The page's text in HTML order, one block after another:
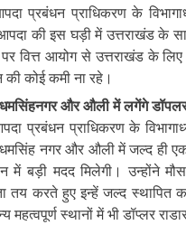
प्रबंधन प्राधिकरण के
की इस घड़ी में उत्तराखंड के
वित्त आयोग से उत्तराखंड के लिए
की कोई कमी ना रहे।
और औली में लगेंगे डॉपलर
प्रबंधन प्राधिकरण के
नगर और औली में जल्द ही
में बड़ी मदद मिलेगी। उन्होंने
तय करते हुए इन्हें जल्द
महत्वपूर्ण स्थानों में भी डॉप्लर